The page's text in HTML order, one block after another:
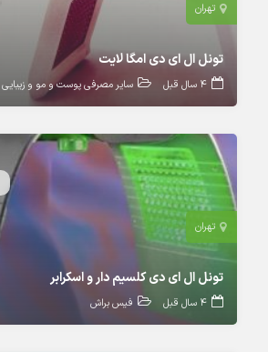
تهران
تونل ال ای دی امگا لایت
4 سال قبل سایر مصرفی پوست و مو و زیبایی
تهران
تونل ال ای دی کلسیم دار و اسکرابر
4 سال قبل فیس براش